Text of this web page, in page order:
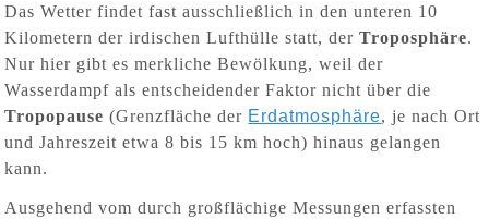
Das Wetter findet fast ausschließlich in den unteren 10
Kilometern der irdischen Lufthülle statt, derTroposphäre.
Nur hier gibt es merkliche Bewölkung, weil der
Wasserdampf als entscheidender Faktor nicht über die
Tropopause (Grenzfläche der Erdatmosphäre, je nach Ort
und Jahreszeit etwa 8 bis 15 km hoch) hinaus gelangen
kann.
Ausgehend vom durch großflächige Messungen erfassten